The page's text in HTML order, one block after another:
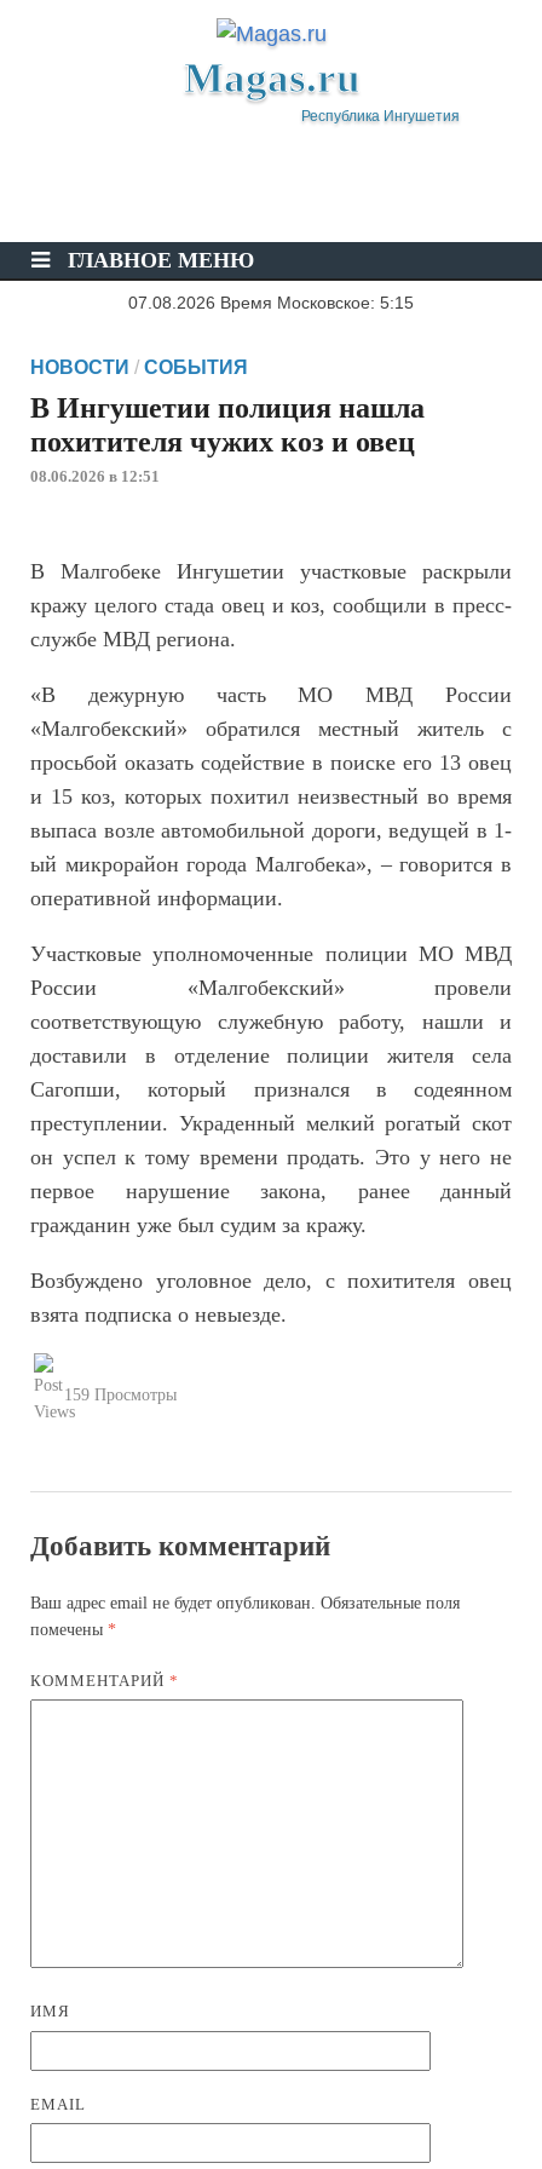
Magas.ru
Республика Ингушетия
ГЛАВНОЕ МЕНЮ
07.08.2026 Время Московское: 5:15
НОВОСТИ / СОБЫТИЯ
В Ингушетии полиция нашла
похитителя чужих коз и овец
08.06.2026 в 12:51
В Малгобеке Ингушетии участковые раскрыли
кражу целого стада овец и коз, сообщили в пресс-
службе МВД региона.
«В дежурную часть МО МВД России
«Малгобекский» обратился местный житель с
просьбой оказать содействие в поиске его 13 овец
и 15 коз, которых похитил неизвестный во время
выпаса возле автомобильной дороги, ведущей в 1-
ый микрорайон города Малгобека», – говорится в
оперативной информации.
Участковые уполномоченные полиции МО МВД
России «Малгобекский» провели
соответствующую служебную работу, нашли и
доставили в отделение полиции жителя села
Сагопши, который признался в содеянном
преступлении. Украденный мелкий рогатый скот
он успел к тому времени продать. Это у него не
первое нарушение закона, ранее данный
гражданин уже был судим за кражу.
Возбуждено уголовное дело, с похитителя овец
взята подписка о невыезде.
159 Просмотры
Добавить комментарий
Ваш адрес email не будет опубликован. Обязательные поля
помечены *
КОММЕНТАРИЙ*
ИМЯ
EMAIL